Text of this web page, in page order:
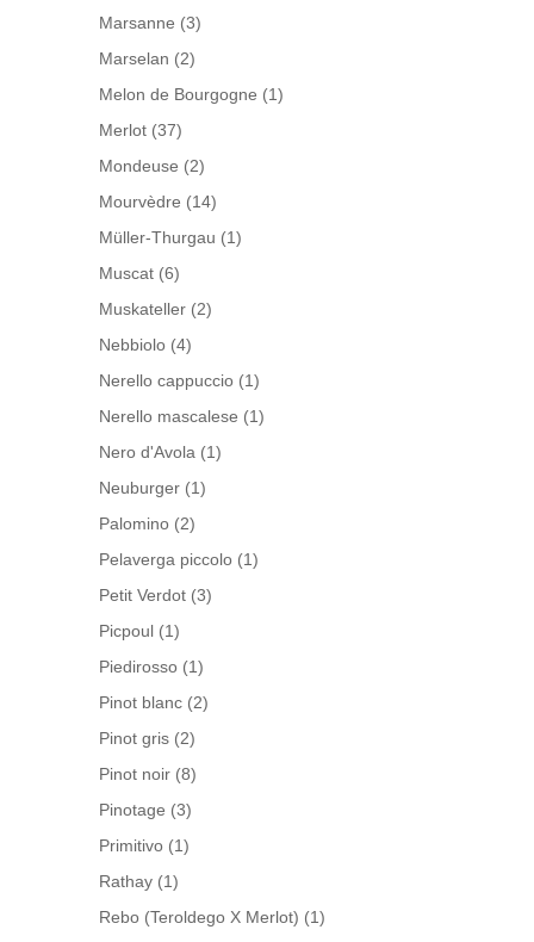
Marsanne (3)
Marselan (2)
Melon de Bourgogne (1)
Merlot (37)
Mondeuse (2)
Mourvèdre (14)
Müller-Thurgau (1)
Muscat (6)
Muskateller (2)
Nebbiolo (4)
Nerello cappuccio (1)
Nerello mascalese (1)
Nero d'Avola (1)
Neuburger (1)
Palomino (2)
Pelaverga piccolo (1)
Petit Verdot (3)
Picpoul (1)
Piedirosso (1)
Pinot blanc (2)
Pinot gris (2)
Pinot noir (8)
Pinotage (3)
Primitivo (1)
Rathay (1)
Rebo (Teroldego X Merlot) (1)